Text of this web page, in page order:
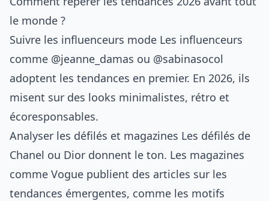
le monde ?
Suivre les influenceurs mode Les influenceurs
comme @jeanne_damas ou @sabinasocol
adoptent les tendances en premier. En 2026, ils
misent sur des looks minimalistes, rétro et
écoresponsables.
Analyser les défilés et magazines Les défilés de
Chanel ou Dior donnent le ton. Les magazines
comme Vogue publient des articles sur les
tendances émergentes, comme les motifs